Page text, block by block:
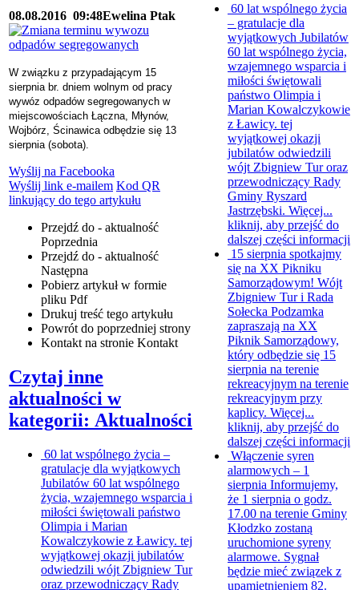
08.08.2016 09:48Ewelina Ptak
W związku z przypadającym 15
sierpnia br. dniem wolnym od pracy
wywóz odpadów segregowanych w
miejscowościach Łączna, Młynów,
Wojbórz, Ścinawica odbędzie się 13
sierpnia (sobota).
Wyślij na Facebooka
Wyślij link e-mailem Kod QR
linkujący do tego artykułu
Przejdź do - aktualność
Poprzednia
Przejdź do - aktualność
Następna
Pobierz artykuł w formie
pliku Pdf
Drukuj treść tego artykułu
Powrót do poprzedniej strony
Kontakt na stronie Kontakt
Czytaj inne
aktualności w
kategorii: Aktualności
60 lat wspólnego życia –
gratulacje dla wyjątkowych
Jubilatów 60 lat wspólnego
życia, wzajemnego wsparcia i
miłości świętowali państwo
Olimpia i Marian
Kowalczykowie z Ławicy. tej
wyjątkowej okazji jubilatów
odwiedzili wójt Zbigniew Tur
oraz przewodniczący Rady
60 lat wspólnego życia
– gratulacje dla
wyjątkowych Jubilatów
60 lat wspólnego życia,
wzajemnego wsparcia i
miłości świętowali
państwo Olimpia i
Marian Kowalczykowie
z Ławicy. tej
wyjątkowej okazji
jubilatów odwiedzili
wójt Zbigniew Tur oraz
przewodniczący Rady
Gminy Ryszard
Jastrzębski. Więcej...
kliknij, aby przejść do
dalszej części informacji
15 sierpnia spotkajmy
się na XX Pikniku
Samorządowym! Wójt
Zbigniew Tur i Rada
Sołecka Podzamka
zapraszają na XX
Piknik Samorządowy,
który odbędzie się 15
sierpnia na terenie
rekreacyjnym na terenie
rekreacyjnym przy
kaplicy. Więcej...
kliknij, aby przejść do
dalszej części informacji
Włączenie syren
alarmowych – 1
sierpnia Informujemy,
że 1 sierpnia o godz.
17.00 na terenie Gminy
Kłodzko zostaną
uruchomione syreny
alarmowe. Sygnał
będzie mieć związek z
upamiętnieniem 82.